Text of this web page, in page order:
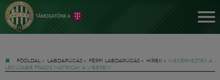
FŐOLDAL » LABDARÚGÁS » FÉRFI LABDARÚGÁS » HÍREK »
MEGÉRKEZTEK A
LEGÚJABB FRADIS MATRICÁK A VIBEREN!